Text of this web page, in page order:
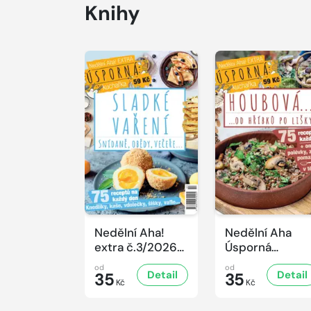
Knihy
Nedělní Aha!
extra č.3/2026
Úsporná
kuchařka -
Sladké vaření
od
35 Kč
Detail
Nedělní Aha
Úsporná
kuchařka -
Houbová... od
hříbků po lišky
od
35 Kč
Detail